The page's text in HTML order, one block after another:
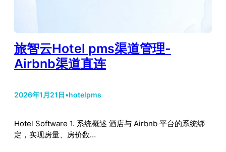
旅智云Hotel pms渠道管理-
Airbnb渠道直连
2026年1月21日•hotelpms
Hotel Software 1. 系统概述 酒店与 Airbnb 平台的系统绑
定，实现房量、房价数…